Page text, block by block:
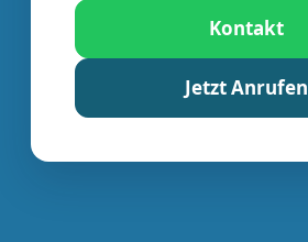
Kontakt
Jetzt Anrufen